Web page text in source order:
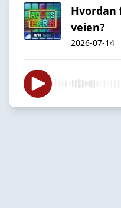
Hvordan
veien?
2026-07-14